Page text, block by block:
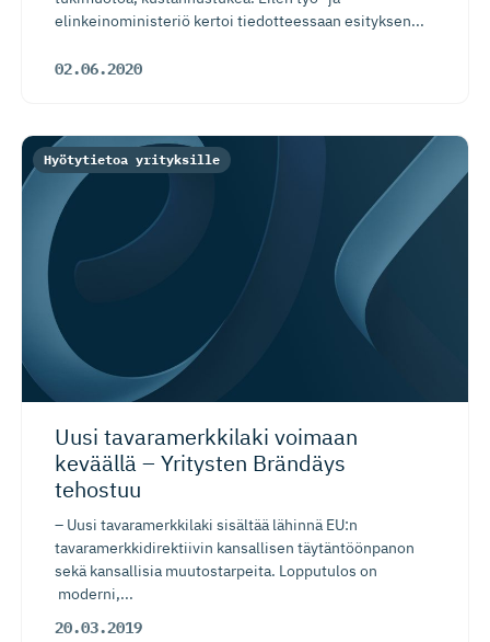
elinkeinoministeriö kertoi tiedotteessaan esityksen...
02.06.2020
Uusi tavaramerk­kilaki voimaan
keväällä – Yritysten Brändäys
tehostuu
– Uusi tavaramerkkilaki sisältää lähinnä EU:n
tavaramerkkidirektiivin kansallisen täytäntöönpanon
sekä kansallisia muutostarpeita. Lopputulos on
moderni,...
20.03.2019
Hyötytietoa yrityksille